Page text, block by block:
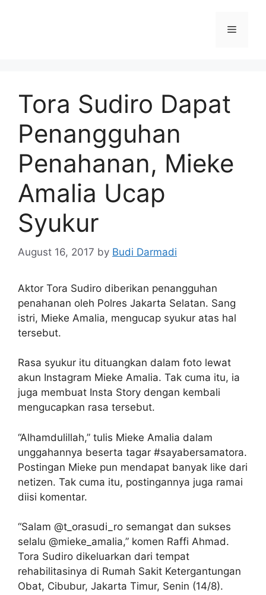
Tora Sudiro Dapat
Penangguhan
Penahanan, Mieke
Amalia Ucap
Syukur
August 16, 2017 by Budi Darmadi
Aktor Tora Sudiro diberikan penangguhan
penahanan oleh Polres Jakarta Selatan. Sang
istri, Mieke Amalia, mengucap syukur atas hal
tersebut.
Rasa syukur itu dituangkan dalam foto lewat
akun Instagram Mieke Amalia. Tak cuma itu, ia
juga membuat Insta Story dengan kembali
mengucapkan rasa tersebut.
“Alhamdulillah,” tulis Mieke Amalia dalam
unggahannya beserta tagar #sayabersamatora.
Postingan Mieke pun mendapat banyak like dari
netizen. Tak cuma itu, postingannya juga ramai
diisi komentar.
“Salam @t_orasudi_ro semangat dan sukses
selalu @mieke_amalia,” komen Raffi Ahmad.
Tora Sudiro dikeluarkan dari tempat
rehabilitasinya di Rumah Sakit Ketergantungan
Obat, Cibubur, Jakarta Timur, Senin (14/8).